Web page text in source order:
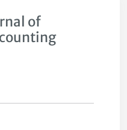
of